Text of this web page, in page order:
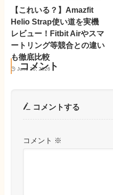
【これいる？】Amazfit
Helio Strap使い道を実機
レビュー！Fitbit Airやスマ
ートリング等競合との違い
も徹底比較
June 26, 2026
コメント
コメントする
コメント ※